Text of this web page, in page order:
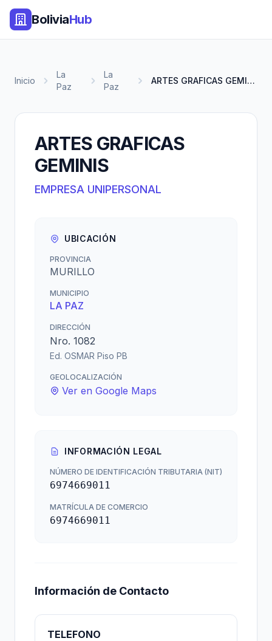
BoliviaHub
Inicio
La
Paz
La
Paz
ARTES GRAFICAS GEMINIS
ARTES GRAFICAS
GEMINIS
EMPRESA UNIPERSONAL
UBICACIÓN
PROVINCIA
MURILLO
MUNICIPIO
LA PAZ
DIRECCIÓN
Nro. 1082
Ed. OSMAR Piso PB
GEOLOCALIZACIÓN
Ver en Google Maps
INFORMACIÓN LEGAL
NÚMERO DE IDENTIFICACIÓN TRIBUTARIA (NIT)
6974669011
MATRÍCULA DE COMERCIO
6974669011
Información de Contacto
TELEFONO